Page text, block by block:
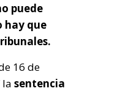
puede
hay que
16 de
la sentencia